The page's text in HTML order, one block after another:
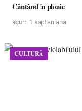
Cântând în ploaie
acum 1 saptamana
CULTURĂ